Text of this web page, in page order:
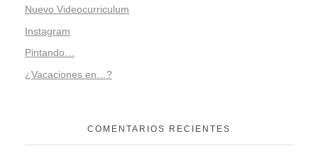
Nuevo Videocurriculum
Instagram
Pintando…
¿Vacaciones en…?
COMENTARIOS RECIENTES